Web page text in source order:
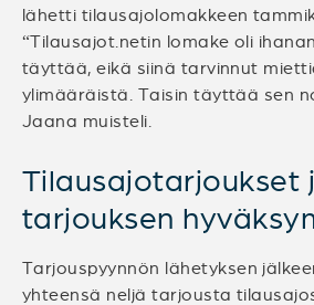
lähetti tilausajolomakkeen
“Tilausajot.netin lomake oli
täyttää, eikä siinä tarvinnut
ylimääräistä. Taisin täyttää sen
Jaana muisteli.
Tilausajotarjoukset
tarjouksen
Tarjouspyynnön lähetyksen
yhteensä neljä tarjousta